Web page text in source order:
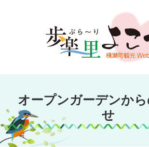
文
キ
プ
オープンガー
横瀬
オープンガーデンか
せ